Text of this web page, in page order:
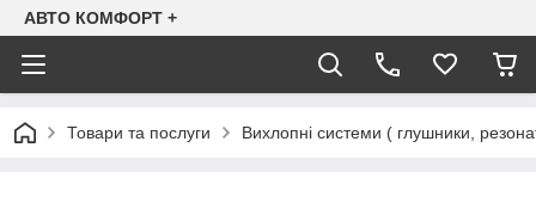
АВТО КОМФОРТ +
Товари та послуги Вихлопні системи ( глушники,